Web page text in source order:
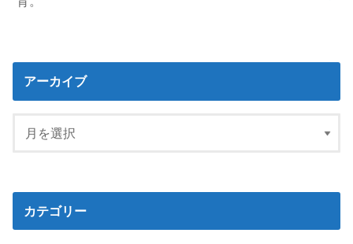
アーカイブ
カテゴリー